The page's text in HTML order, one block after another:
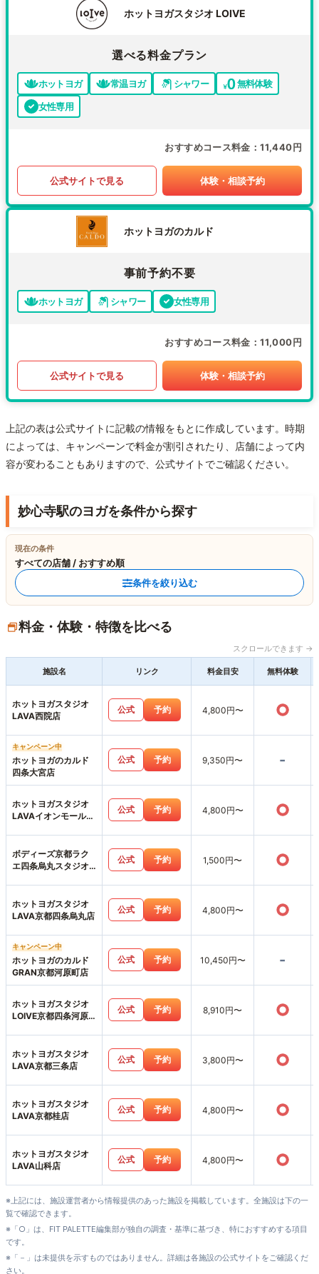
ホットヨガスタジオ LOIVE
選べる料金プラン
ホットヨガ 常温ヨガ シャワー
無料体験
女性専用
おすすめコース料金 11,440円
公式サイトで見る 体験・相談予約
ホットヨガのカルド
事前予約不要
ホットヨガ シャワー 女性専用
おすすめコース料金 11,000円
公式サイトで見る 体験・相談予約
上記の表は公式サイトに記載の情報をもとに作成しています。時期
によっては、キャンペーンで料金が割引されたり、店舗によって内
容が変わることもありますので、公式サイトでご確認ください。
妙心寺駅のヨガを条件から探す
現在の条件
すべての店舗 / おすすめ順
条件を絞り込む
料金・体験・特徴を比べる
スクロールできます →
施設名 リンク 料金目安 無料体験
ホットヨガスタジオ
LAVA西院店
公式 予約 4,800円〜 ○
キャンペーン中
ホットヨガのカルド
四条大宮店
公式 予約 9,350円〜 -
ホットヨガスタジオ
LAVAイオンモール北
公式 予約 4,800円〜 ○
ボディーズ京都ラク
エ四条烏丸スタジオ
公式 予約 1,500円〜 ○
ホットヨガスタジオ
LAVA京都四条烏丸店
公式 予約 4,800円〜 ○
キャンペーン中
ホットヨガのカルド
GRAN京都河原町店
公式 予約 10,450円〜 -
ホットヨガスタジオ
LOIVE京都四条河原
公式 予約 8,910円〜 ○
ホットヨガスタジオ
LAVA京都三条店
公式 予約 3,800円〜 ○
ホットヨガスタジオ
LAVA京都桂店
公式 予約 4,800円〜 ○
ホットヨガスタジオ
LAVA山科店
公式 予約 4,800円〜 ○
※上記には、施設運営者から情報提供のあった施設を掲載しています。全施設は下の一
覧で確認できます。
※「○」は、FIT PALETTE編集部が独自の調査・基準に基づき、特におすすめする項目
です。
※「－」は未提供を示すものではありません。詳細は各施設の公式サイトをご確認くだ
さい。